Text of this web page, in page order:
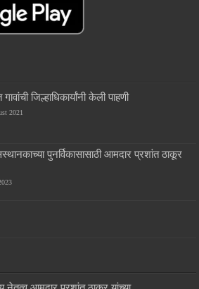
जिल्हाधिकार्यांनी केली पाहणी
2021
पुनर्विकासासाठी आमदार प्रशांत ठाकूर